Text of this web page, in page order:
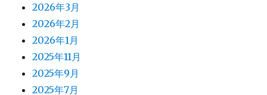
2026年3月
2026年2月
2026年1月
2025年11月
2025年9月
2025年7月